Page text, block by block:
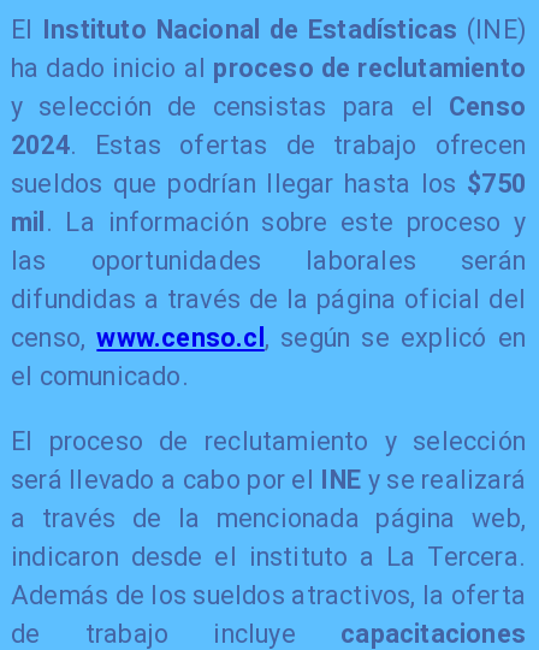
El Instituto Nacional de Estadísticas (INE)
ha dado inicio al proceso de reclutamiento
y selección de censistas para el Censo
2024. Estas ofertas de trabajo ofrecen
sueldos que podrían llegar hasta los $750
mil . La información sobre este proceso y
las oportunidades laborales serán
difundidas a través de la página oficial del
censo,www.censo.cl , según se explicó en
el comunicado.
El proceso de reclutamiento y selección
será llevado a cabo por el INE y se realizará
a través de la mencionada página web,
indicaron desde el instituto a La Tercera.
Además de los sueldos atractivos, la oferta
de trabajo incluye capacitaciones